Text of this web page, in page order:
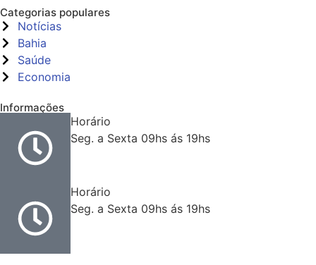
Categorias populares
Notícias
Bahia
Saúde
Economia
Informações
Horário
Seg. a Sexta 09hs ás 19hs
Horário
Seg. a Sexta 09hs ás 19hs